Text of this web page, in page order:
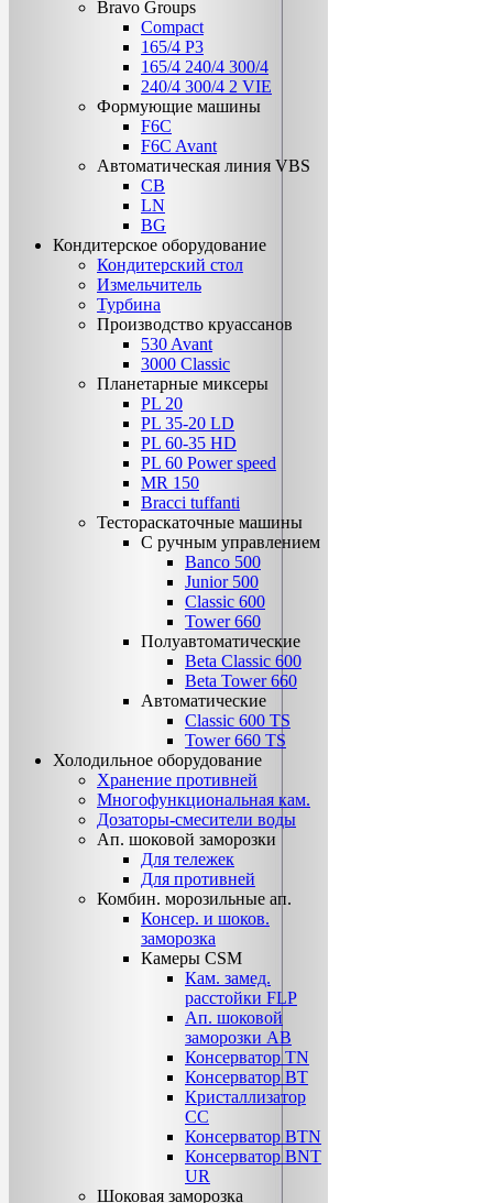
Bravo Groups
Compact
165/4 Р3
165/4 240/4 300/4
240/4 300/4 2 VIE
Формующие машины
F6C
F6C Avant
Автоматическая линия VBS
CB
LN
BG
Кондитерское оборудование
Кондитерский стол
Измельчитель
Турбина
Производство круассанов
530 Avant
3000 Classic
Планетарные миксеры
PL 20
PL 35-20 LD
PL 60-35 НD
PL 60 Power speed
MR 150
Bracci tuffanti
Тестораскаточные машины
С ручным управлением
Banco 500
Junior 500
Classic 600
Tower 660
Полуавтоматические
Beta Classic 600
Beta Tower 660
Автоматические
Classic 600 TS
Tower 660 TS
Холодильное оборудование
Хранение противней
Многофункциональная кам.
Дозаторы-смесители воды
Ап. шоковой заморозки
Для тележек
Для противней
Комбин. морозильные ап.
Консер. и шоков.
заморозка
Камеры CSM
Кам. замед.
расстойки FLP
Ап. шоковой
заморозки АВ
Консерватор TN
Консерватор ВТ
Кристаллизатор
СС
Консерватор ВТN
Консерватор ВNТ
UR
Шоковая заморозка